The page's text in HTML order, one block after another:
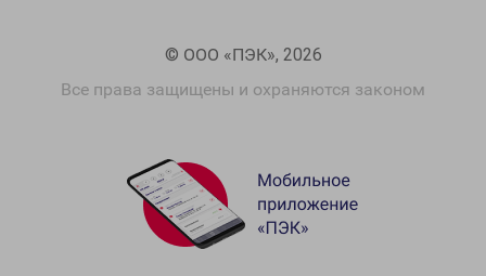
© ООО «ПЭК», 2026
Все права защищены и охраняются законом